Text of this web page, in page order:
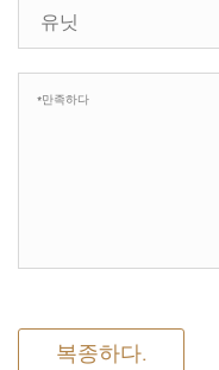
복종하다.